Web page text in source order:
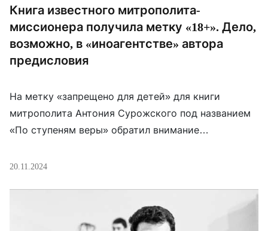
Книга известного митрополита-
миссионера получила метку «18+». Дело,
возможно, в «иноагентстве» автора
предисловия
На метку «запрещено для детей» для книги
митрополита Антония Сурожского под названием
«По ступеням веры» обратил внимание
это связано с тем, что предисловие к книге
20.11.2024